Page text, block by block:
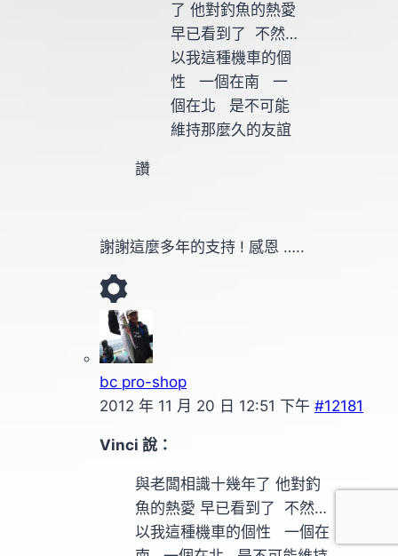
了 他對釣魚的熱愛
早已看到了 不然…
以我這種機車的個
性 一個在南 一
個在北 是不可能
維持那麼久的友誼
讚
謝謝這麼多年的支持 ! 感恩 …..
bc pro-shop
2012 年 11 月 20 日 12:51 下午 #12181
Vinci 說：
與老闆相識十幾年了 他對釣
魚的熱愛 早已看到了 不然…
以我這種機車的個性 一個在